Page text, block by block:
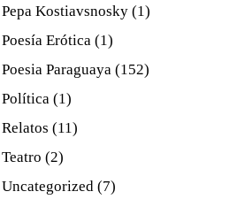
Pepa Kostiavsnosky (1)
Poesía Erótica (1)
Poesia Paraguaya (152)
Política (1)
Relatos (11)
Teatro (2)
Uncategorized (7)